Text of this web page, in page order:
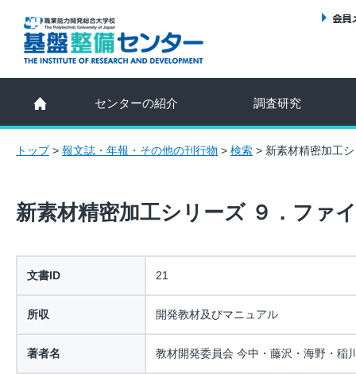
センターの紹介 調査研究
トップ> 報文誌・年報・その他の刊行物 > 検索 > 新素材精密加工
新素材精密加工シリーズ ９．ファ
文書ID 21
所収 開発教材及びマニュアル
著者名 教材開発委員会 今中・藤沢・海野・稲